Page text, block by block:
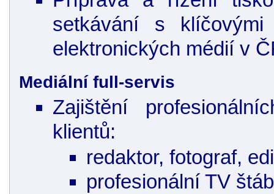
setkávání s
elektronických médií v
Mediální full-servis
Zajištění
klientů:
redaktor, fotograf,
profesionální TV